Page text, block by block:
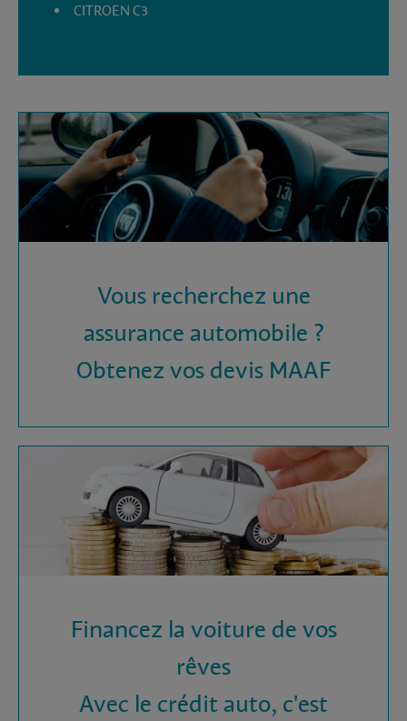
CITROEN C3
Vous recherchez une
assurance automobile ?
Obtenez vos devis MAAF
Financez la voiture de vos
rêves
Avec le crédit auto, c'est